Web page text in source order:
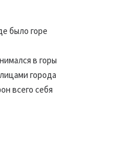
было горе
в горы
города
всего себя